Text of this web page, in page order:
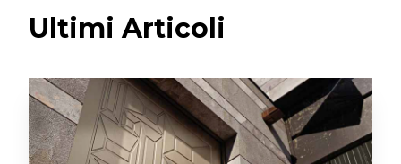
Ultimi Articoli